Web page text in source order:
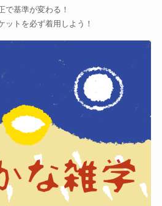
で基準が変わる！
ットを必ず着用しよう！